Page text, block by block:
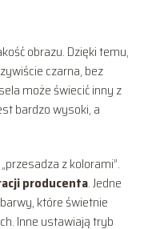
obrazu. Dzięki temu,
czarna, bez
może świecić inny z
bardzo wysoki, a
z kolorami”.
producenta. Jedne
które świetnie
Inne ustawiają tryb